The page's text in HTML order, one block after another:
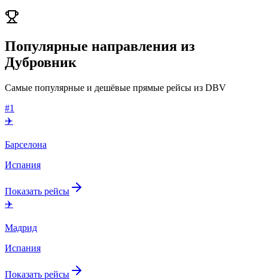
Популярные направления из
Дубровник
Самые популярные и дешёвые прямые рейсы из DBV
#1
✈️
Барселона
Испания
Показать рейсы
✈️
Мадрид
Испания
Показать рейсы